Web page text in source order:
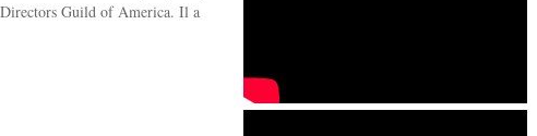
Guild of America. Il a